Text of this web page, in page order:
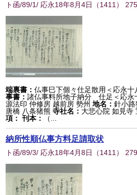
ト函/89/1/ 応永18年8月4日 （1411 ）
端裏書：仏事巳下個々仕足散用＜応永
事書：諸仏事料所地子納分 仕足＜応永
源法印 仲修房 越前房 勢州 地名：針小
唐橋 八条猪熊 寺社名： 大悲心院 如見寺
項： 刊本： （...
納所性順仏事方料足請取状
ト函/89/3/ 応永18年4月8日 （1411 ）